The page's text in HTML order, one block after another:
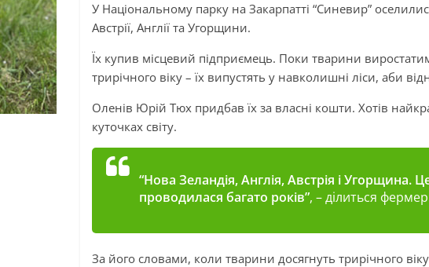
У Національному парку на Закарпатті “Синевир”
Австрії, Англії та Угорщини.
Їх купив місцевий підприємець. Поки тварини
трирічного віку – їх випустять у навколишні ліси, аби
Оленів Юрій Тюх придбав їх за власні кошти. Хотів
куточках світу.
“Нова Зеландія, Англія, Австрія і Угорщина.
проводилася багато років”, – ділиться
За його словами, коли тварини досягнуть трирічного